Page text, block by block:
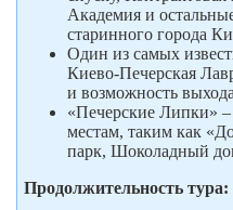
Академия и
старинного города
Один из самых
Киево-Печерская
и возможность
«Печерские Липки»
местам, таким как
парк, Шоколадный
Продолжительность тура: